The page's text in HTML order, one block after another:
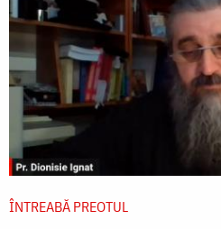
ÎNTREABĂ PREOTUL